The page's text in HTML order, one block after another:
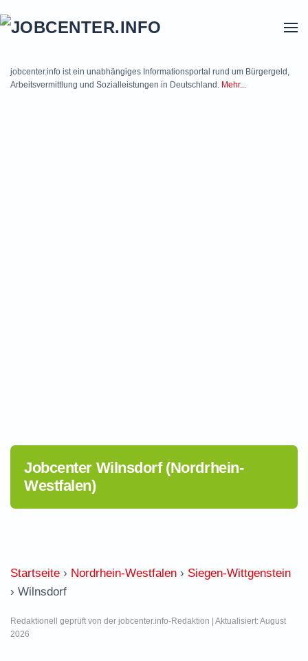
jobcenter.info ist ein unabhängiges Informationsportal rund um Bürgergeld,
Arbeitsvermittlung und Sozialleistungen in Deutschland. Mehr...
Jobcenter Wilnsdorf (Nordrhein-
Westfalen)
Startseite › Nordrhein-Westfalen › Siegen-Wittgenstein
› Wilnsdorf
Redaktionell geprüft von der jobcenter.info-Redaktion | Aktualisiert: August
2026